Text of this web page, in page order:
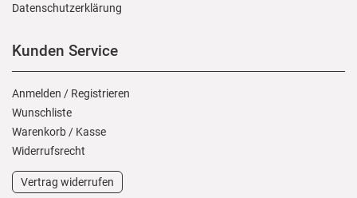
Daten­schutz­erklärung
Kunden Service
Anmelden / Registrieren
Wunschliste
Warenkorb / Kasse
Widerrufs­recht
Vertrag widerrufen